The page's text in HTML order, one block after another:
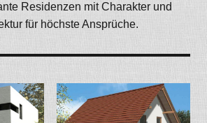
Residenzen mit Charakter und
für höchste Ansprüche.